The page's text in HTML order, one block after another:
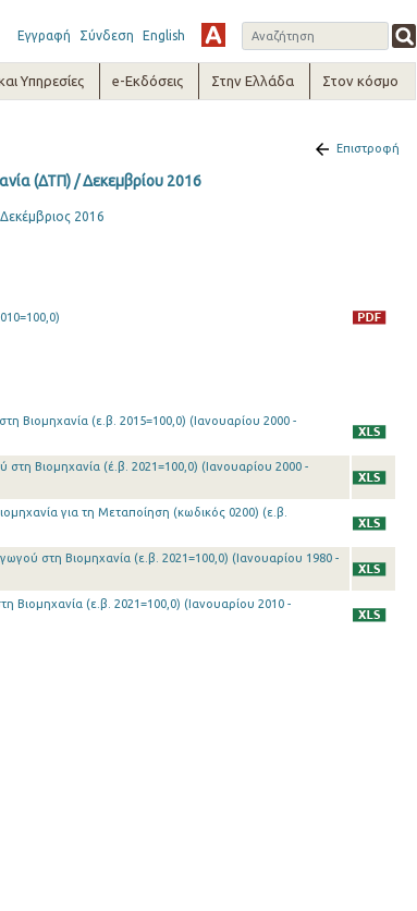
Εγγραφή Σύνδεση English
Υπηρεσίες e-Εκδόσεις Στην Ελλάδα Στον κόσμο
Επιστροφή
(ΔΤΠ) / Δεκεμβρίου 2016
2016
Βιομηχανία (ε.β. 2015=100,0) (Ιανουαρίου 2000 -
στη Βιομηχανία (έ.β. 2021=100,0) (Ιανουαρίου 2000 -
για τη Μεταποίηση (κωδικός 0200) (ε.β.
στη Βιομηχανία (ε.β. 2021=100,0) (Ιανουαρίου 1980 -
Βιομηχανία (ε.β. 2021=100,0) (Ιανουαρίου 2010 -